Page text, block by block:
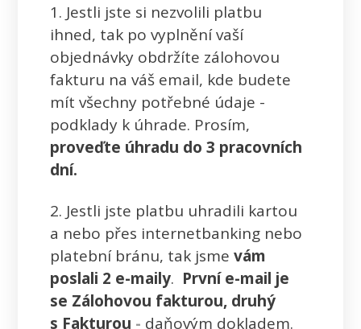
1. Jestli jste si nezvolili platbu
ihned, tak po vyplnění vaší
objednávky obdržíte zálohovou
fakturu na váš email, kde budete
mít všechny potřebné údaje -
podklady k úhrade. Prosím,
proveďte úhradu do 3 pracovních
dní.
2. Jestli jste platbu uhradili kartou
a nebo přes internetbanking nebo
platební bránu, tak jsme vám
poslali 2 e-maily. První e-mail je
se Zálohovou fakturou, druhý
s Fakturou - daňovým dokladem.